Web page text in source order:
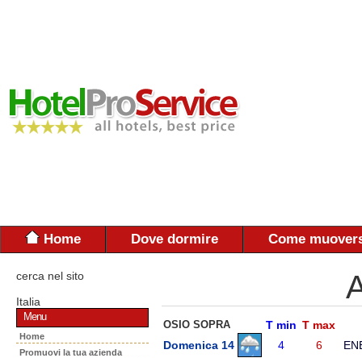
Home Dove dormire Come
cerca nel sito
Italia
Menu
Home
Promuovi la tua azienda
OSIO SOPRA T min T max
Domenica 14
4 6